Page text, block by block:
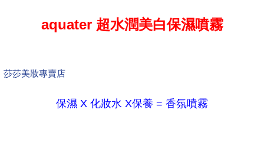
aquater 超水潤美白保濕噴霧
莎莎美妝專賣店
保濕 X 化妝水 X保養 = 香氛噴霧